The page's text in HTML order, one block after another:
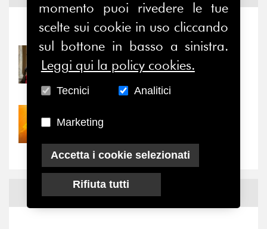
Notizie -Eventi
Prima della pausa estiva,
il valore di...
30/07/2026
Nove anni dopo la
“grande cecità”: la...
NewsFacebook
momento puoi rivedere le tue
scelte sui cookie in uso cliccando
sul bottone in basso a sinistra.
Leggi qui la policy cookies.
Tecnici Analitici
Marketing
Accetta i cookie selezionati
Rifiuta tutti